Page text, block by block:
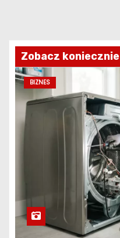
Zobacz koniecznie
BIZNES